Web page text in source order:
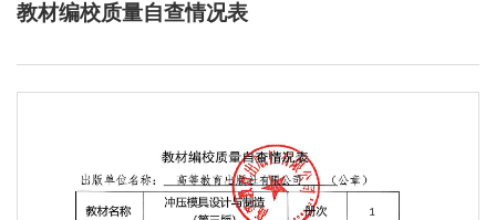
教材编校质量自查情况表